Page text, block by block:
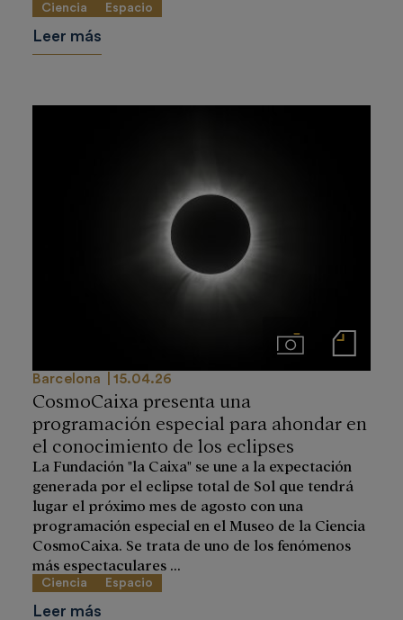
Ciencia Espacio
Leer más
ImágenesNotas de prensa
Barcelona 15.04.26
CosmoCaixa presenta una
programación especial para ahondar en
el conocimiento de los eclipses
La Fundación "la Caixa" se une a la expectación
generada por el eclipse total de Sol que tendrá
lugar el próximo mes de agosto con una
programación especial en el Museo de la Ciencia
CosmoCaixa. Se trata de uno de los fenómenos
más espectaculares ...
Ciencia Espacio
Leer más